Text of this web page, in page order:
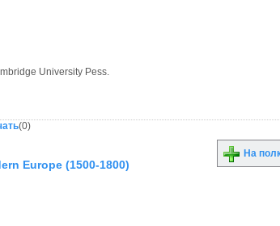
University Pess.
(0)
Europe (1500-1800)
На